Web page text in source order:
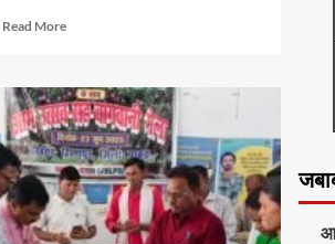
Read MoreRead
बीजीआर
सीएसआर
टीम
को
सामाजिक
दायित्वों
निर्वहन